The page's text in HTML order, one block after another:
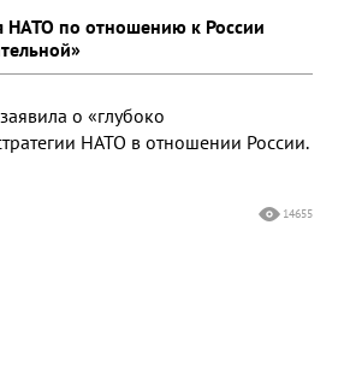
НАТО по отношению к России
о «глубоко
НАТО в отношении России.
14655